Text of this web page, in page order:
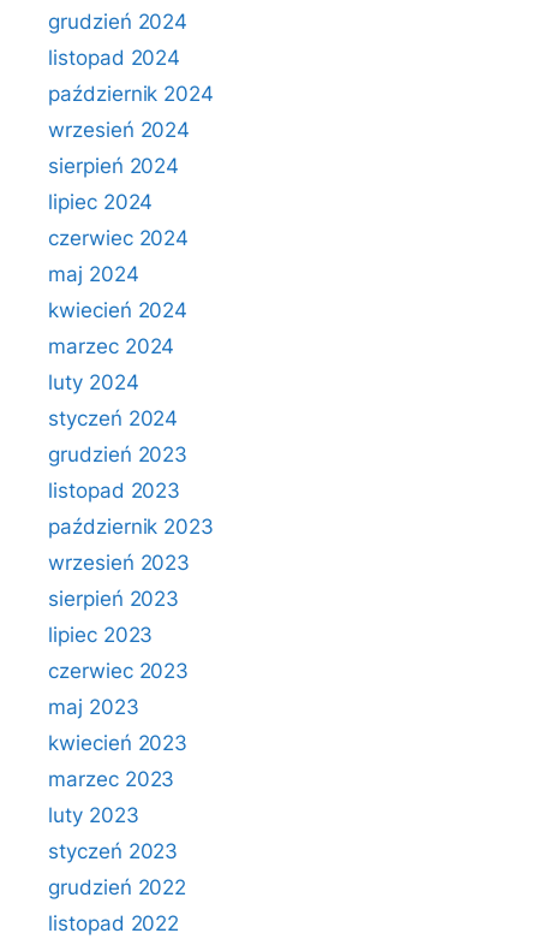
grudzień 2024
listopad 2024
październik 2024
wrzesień 2024
sierpień 2024
lipiec 2024
czerwiec 2024
maj 2024
kwiecień 2024
marzec 2024
luty 2024
styczeń 2024
grudzień 2023
listopad 2023
październik 2023
wrzesień 2023
sierpień 2023
lipiec 2023
czerwiec 2023
maj 2023
kwiecień 2023
marzec 2023
luty 2023
styczeń 2023
grudzień 2022
listopad 2022